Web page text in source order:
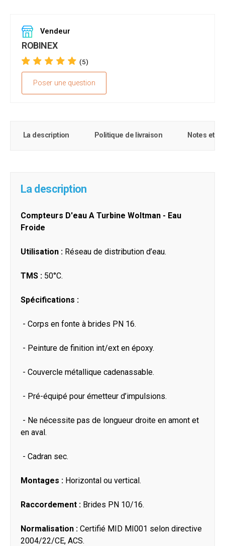
Vendeur
ROBINEX
(5)
Poser une question
La description Politique de livraison Notes et
La description
Compteurs D'eau A Turbine Woltman - Eau
Froide
Utilisation : Réseau de distribution d’eau.
TMS : 50°C.
Spécifications :
- Corps en fonte à brides PN 16.
- Peinture de finition int/ext en époxy.
- Couvercle métallique cadenassable.
- Pré-équipé pour émetteur d’impulsions.
- Ne nécessite pas de longueur droite en amont et
en aval.
- Cadran sec.
Montages : Horizontal ou vertical.
Raccordement : Brides PN 10/16.
Normalisation : Certifié MID MI001 selon directive
2004/22/CE, ACS.